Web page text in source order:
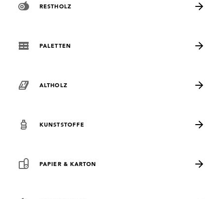
RESTHOLZ
PALETTEN
ALTHOLZ
KUNSTSTOFFE
PAPIER & KARTON